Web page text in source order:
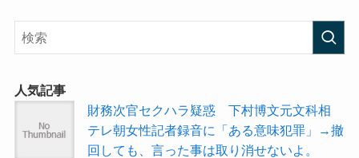
人気記事
財務次官セクハラ疑惑 下村博文元文科相
テレ朝女性記者録音に「ある意味犯罪」→撤
回しても、言った事は取り消せないよ。